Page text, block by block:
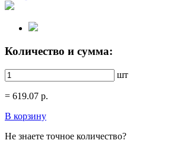
Количество и сумма:
шт
= 619.07 р.
В корзину
Не знаете точное количество?